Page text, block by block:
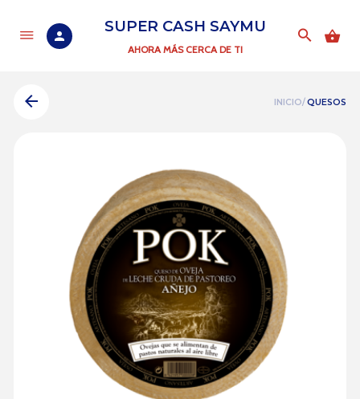
SUPER CASH SAYMU
AHORA MÁS CERCA DE TI
INICIO/QUESOS